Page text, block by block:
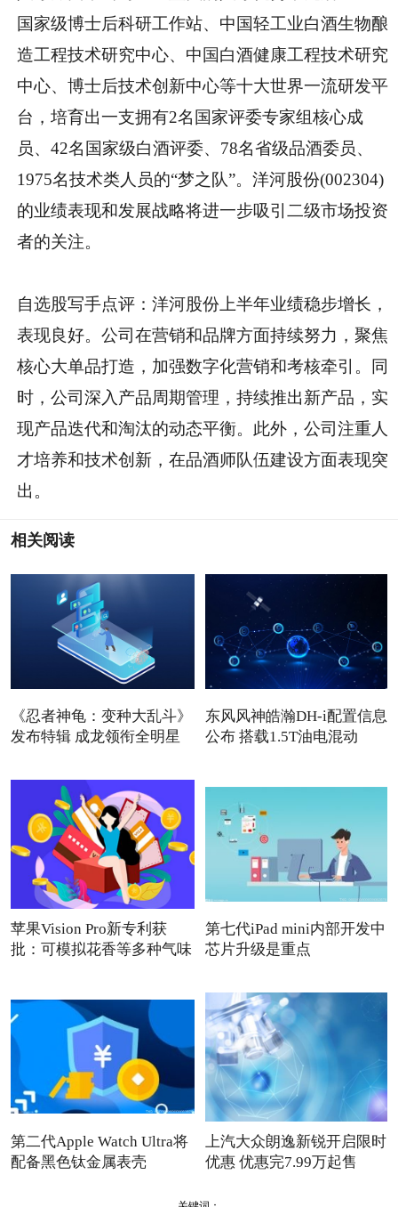
国家级博士后科研工作站、中国轻工业白酒生物酿
造工程技术研究中心、中国白酒健康工程技术研究
中心、博士后技术创新中心等十大世界一流研发平
台，培育出一支拥有2名国家评委专家组核心成
员、42名国家级白酒评委、78名省级品酒委员、
1975名技术类人员的“梦之队”。洋河股份(002304)
的业绩表现和发展战略将进一步吸引二级市场投资
者的关注。
自选股写手点评：洋河股份上半年业绩稳步增长，
表现良好。公司在营销和品牌方面持续努力，聚焦
核心大单品打造，加强数字化营销和考核牵引。同
时，公司深入产品周期管理，持续推出新产品，实
现产品迭代和淘汰的动态平衡。此外，公司注重人
才培养和技术创新，在品酒师队伍建设方面表现突
出。
相关阅读
《忍者神龟：变种大乱斗》
发布特辑 成龙领衔全明星
东风风神皓瀚DH-i配置信息
公布 搭载1.5T油电混动
苹果Vision Pro新专利获
批：可模拟花香等多种气味
第七代iPad mini内部开发中
芯片升级是重点
第二代Apple Watch Ultra将
配备黑色钛金属表壳
上汽大众朗逸新锐开启限时
优惠 优惠完7.99万起售